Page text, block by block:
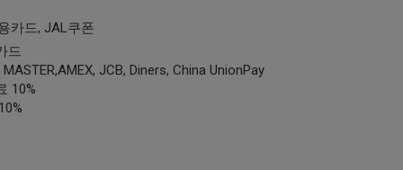
카드, JAL쿠폰
드
JCB, Diners, China UnionPay
10%